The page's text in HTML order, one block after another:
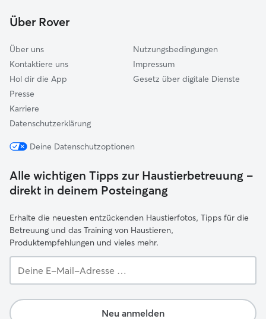
Bayrischzell
Über Rover
Über uns
Kontaktiere uns
Hol dir die App
Presse
Karriere
Datenschutzerklärung
Nutzungsbedingungen
Impressum
Gesetz über digitale Dienste
Deine Datenschutzoptionen
Alle wichtigen Tipps zur Haustierbetreuung –
direkt in deinem Posteingang
Erhalte die neuesten entzückenden Haustierfotos, Tipps für die
Betreuung und das Training von Haustieren,
Produktempfehlungen und vieles mehr.
E-
Adresse …
Neu anmelden